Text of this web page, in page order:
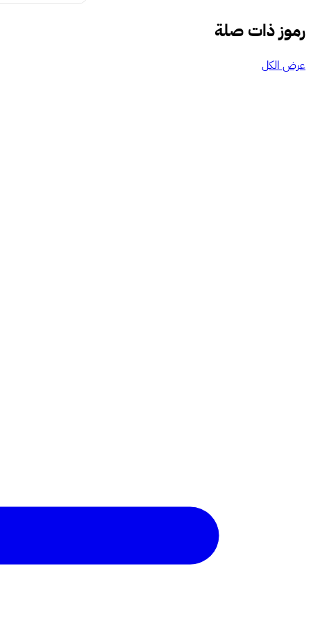
رموز ذات صلة
عرض الكل